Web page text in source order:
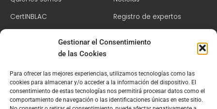
Gestionar el Consentimiento
de las Cookies
Para ofrecer las mejores experiencias, utilizamos tecnologías como las
cookies para almacenar y/o acceder a la información del dispositivo. El
consentimiento de estas tecnologías nos permitirá procesar datos como el
comportamiento de navegación o las identificaciones únicas en este sitio.
CertINBLAC
Registro de expertos